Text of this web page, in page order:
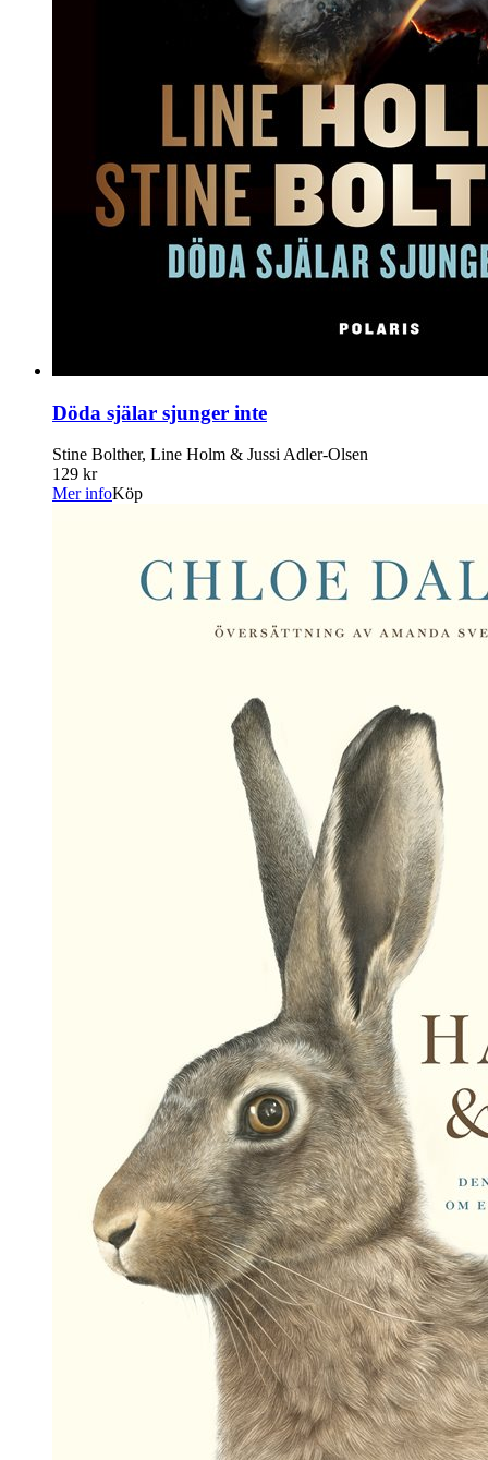
Döda själar sjunger inte
Stine Bolther, Line Holm & Jussi Adler-Olsen
129 kr
Mer infoKöp